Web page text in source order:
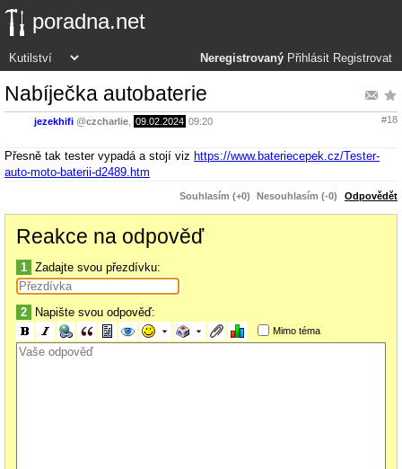
poradna.net
Neregistrovaný Přihlásit Registrovat
Nabíječka autobaterie
jezekhifi @czcharlie 09.02.2024 09:20 #18
Přesně tak tester vypadá a stojí viz https://www.bateriecepek.cz/Tester-
auto-moto-baterii-d2489.htm
Souhlasím (+0) Nesouhlasím (-0) Odpovědět
Reakce na odpověď
1 Zadajte svou přezdívku:
2 Napište svou odpověď:
Mimo téma